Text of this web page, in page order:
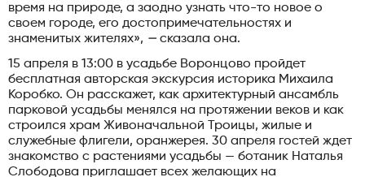
время на природе, а заодно узнать что-то новое о
своем городе, его достопримечательностях и
знаменитых жителях», —сказала она.
15 апреля в 13:00 в усадьбе Воронцово пройдет
бесплатная авторская экскурсия историка Михаила
Коробко. Он расскажет, как архитектурный ансамбль
парковой усадьбы менялся на протяжении веков и как
строился храм Живоначальной Троицы, жилые и
служебные флигели, оранжерея. 30 апреля гостей ждет
знакомство с растениями усадьбы — ботаник Наталья
Слободова приглашает всех желающих на